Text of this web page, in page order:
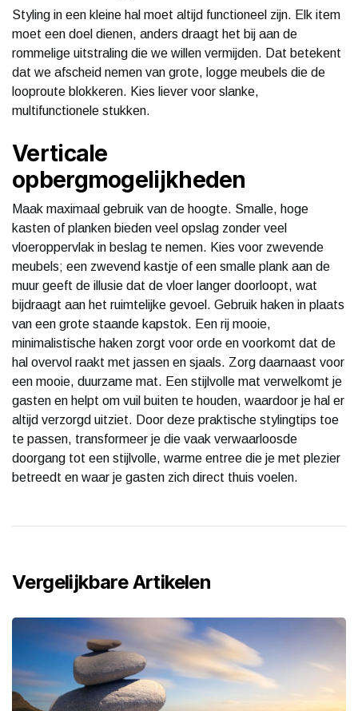
Styling in een kleine hal moet altijd functioneel zijn. Elk item
moet een doel dienen, anders draagt het bij aan de
rommelige uitstraling die we willen vermijden. Dat betekent
dat we afscheid nemen van grote, logge meubels die de
looproute blokkeren. Kies liever voor slanke,
multifunctionele stukken.
Verticale
opbergmogelijkheden
Maak maximaal gebruik van de hoogte. Smalle, hoge
kasten of planken bieden veel opslag zonder veel
vloeroppervlak in beslag te nemen. Kies voor zwevende
meubels; een zwevend kastje of een smalle plank aan de
muur geeft de illusie dat de vloer langer doorloopt, wat
bijdraagt aan het ruimtelijke gevoel. Gebruik haken in plaats
van een grote staande kapstok. Een rij mooie,
minimalistische haken zorgt voor orde en voorkomt dat de
hal overvol raakt met jassen en sjaals. Zorg daarnaast voor
een mooie, duurzame mat. Een stijlvolle mat verwelkomt je
gasten en helpt om vuil buiten te houden, waardoor je hal er
altijd verzorgd uitziet. Door deze praktische stylingtips toe
te passen, transformeer je die vaak verwaarloosde
doorgang tot een stijlvolle, warme entree die je met plezier
betreedt en waar je gasten zich direct thuis voelen.
Vergelijkbare Artikelen